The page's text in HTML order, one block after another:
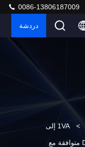
0086-13806187009
دردشة
> 1VA إلى
20kVA محولات التردد العالي لمحولات DC DC متوافقة مع